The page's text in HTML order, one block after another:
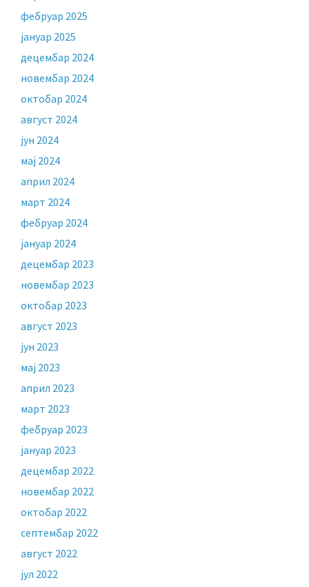
фебруар 2025
јануар 2025
децембар 2024
новембар 2024
октобар 2024
август 2024
јун 2024
мај 2024
април 2024
март 2024
фебруар 2024
јануар 2024
децембар 2023
новембар 2023
октобар 2023
август 2023
јун 2023
мај 2023
април 2023
март 2023
фебруар 2023
јануар 2023
децембар 2022
новембар 2022
октобар 2022
септембар 2022
август 2022
јул 2022